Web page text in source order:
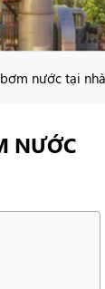
nước tại
NƯỚC